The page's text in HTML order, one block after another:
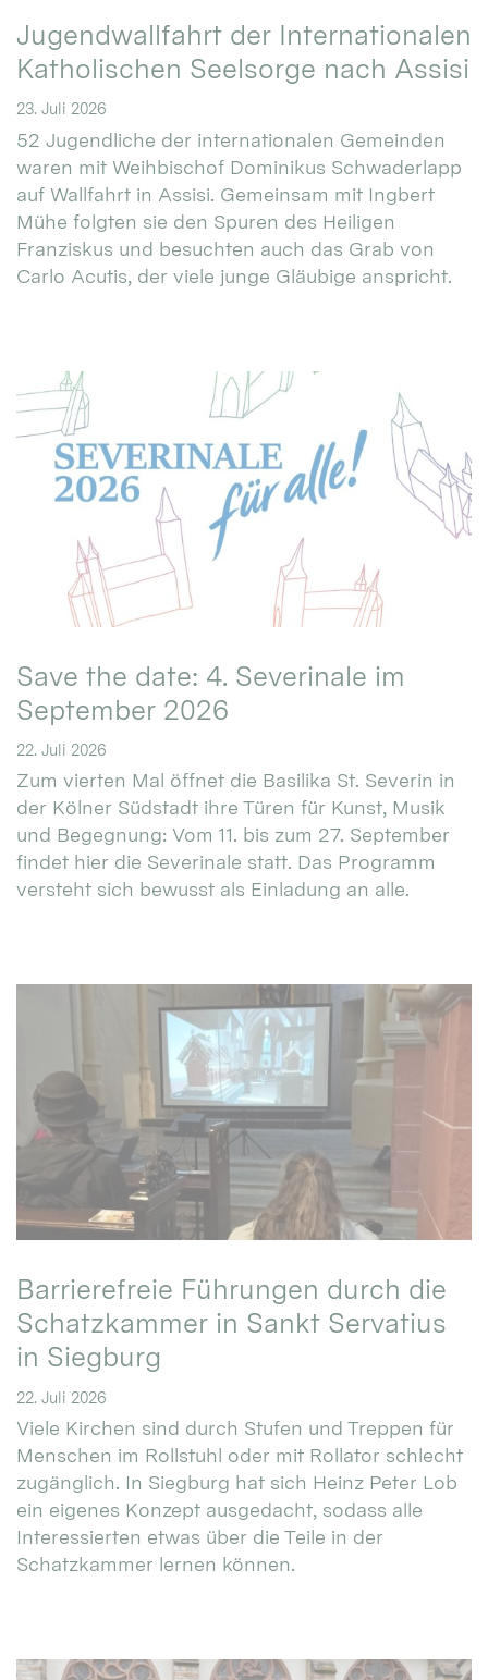
Jugendwallfahrt der Internationalen
Katholischen Seelsorge nach Assisi
23. Juli 2026
52 Jugendliche der internationalen Gemeinden
waren mit Weihbischof Dominikus Schwaderlapp
auf Wallfahrt in Assisi. Gemeinsam mit Ingbert
Mühe folgten sie den Spuren des Heiligen
Franziskus und besuchten auch das Grab von
Carlo Acutis, der viele junge Gläubige anspricht.
Save the date: 4. Severinale im
September 2026
22. Juli 2026
Zum vierten Mal öffnet die Basilika St. Severin in
der Kölner Südstadt ihre Türen für Kunst, Musik
und Begegnung: Vom 11. bis zum 27. September
findet hier die Severinale statt. Das Programm
versteht sich bewusst als Einladung an alle.
Barrierefreie Führungen durch die
Schatzkammer in Sankt Servatius
in Siegburg
22. Juli 2026
Viele Kirchen sind durch Stufen und Treppen für
Menschen im Rollstuhl oder mit Rollator schlecht
zugänglich. In Siegburg hat sich Heinz Peter Lob
ein eigenes Konzept ausgedacht, sodass alle
Interessierten etwas über die Teile in der
Schatzkammer lernen können.